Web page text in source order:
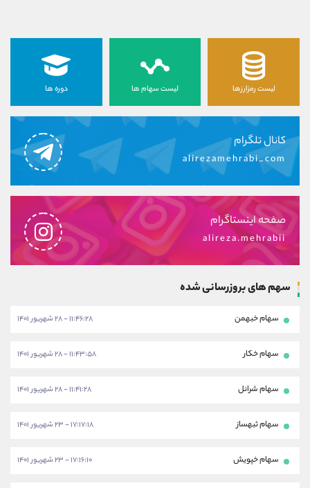
لیست رمزارزها لیست سهام ها دوره ها
کانال تلگرام
alirezamehrabi_com
صفحه اینستاگرام
alireza.mehrabii
سهم های بروزرسانی شده
سهام خبهمن ۱۱:۴۶:۲۸ - ۲۸ شهریور ۱۴۰۱
سهام خکار ۱۱:۴۳:۵۸ - ۲۸ شهریور ۱۴۰۱
سهام شرانل ۱۱:۴۱:۲۸ - ۲۸ شهریور ۱۴۰۱
سهام ثبهساز ۱۷:۱۷:۱۸ - ۲۳ شهریور ۱۴۰۱
سهام خپویش ۱۷:۱۶:۱۰ - ۲۳ شهریور ۱۴۰۱